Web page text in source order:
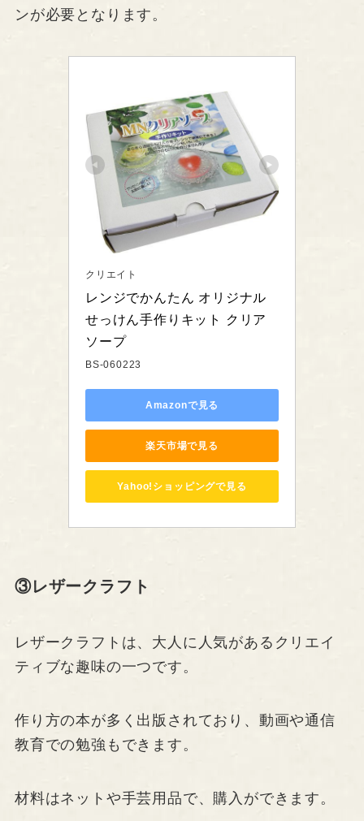
ンが必要となります。
クリエイト
レンジでかんたん オリジナル
せっけん手作りキット クリア
ソープ
BS-060223
Amazonで見る
楽天市場で見る
Yahoo!ショッピングで見る
③レザークラフト
レザークラフトは、大人に人気があるクリエイ
ティブな趣味の一つです。
作り方の本が多く出版されており、動画や通信
教育での勉強もできます。
材料はネットや手芸用品で、購入ができます。